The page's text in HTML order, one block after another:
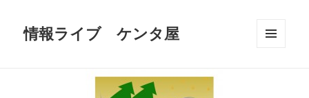
情報ライブ ケンタ屋